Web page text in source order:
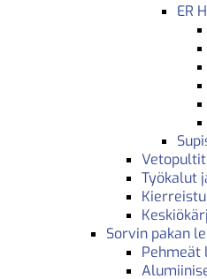
ER
Vetopultit
Työkalut
Sorvin pakan
Pehmeät